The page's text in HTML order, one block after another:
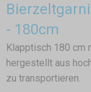
- 180cm
Klapptisch 180 cm
hergestellt aus
zu transportieren.